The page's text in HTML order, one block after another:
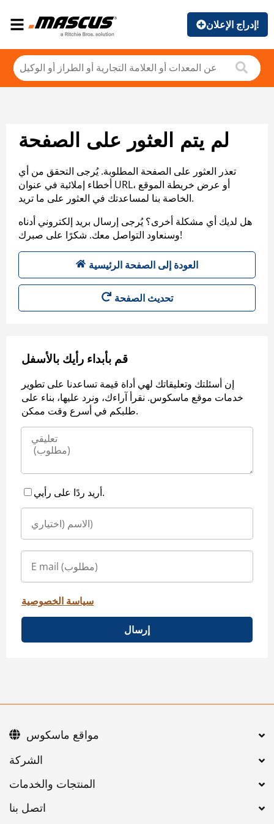
إدراج الإعلان!
لم يتم العثور على الصفحة
تعذر العثور على الصفحة المطلوبة. يُرجى التحقق من أي
أخطاء إملائية في عنوان URL، أو عرض خريطة الموقع
الخاصة بنا لمساعدتك في العثور على ما تريد.
هل لديك أي مشكلة أخرى؟ يُرجى إرسال بريد إلكتروني أدناه
وسنعاود التواصل معك. شكرًا على صبرك!
العودة إلى الصفحة الرئيسية
تحديث الصفحة
قم بأبداء رأيك بالأسفل
إن أسئلتك وتعليقاتك لهي أداة قيمة تساعدنا على تطوير
خدمات موقع ماسكوس. نقرأ آراءك، ونرد عليها، بناء على
طلبكم في أسرع وقت ممكن.
أريد ردًا على رأيي.
سياسة الخصوصية
إرسال
اتصل بنا
مواقع ماسكوس